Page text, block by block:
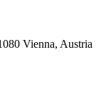
Vienna, Austria